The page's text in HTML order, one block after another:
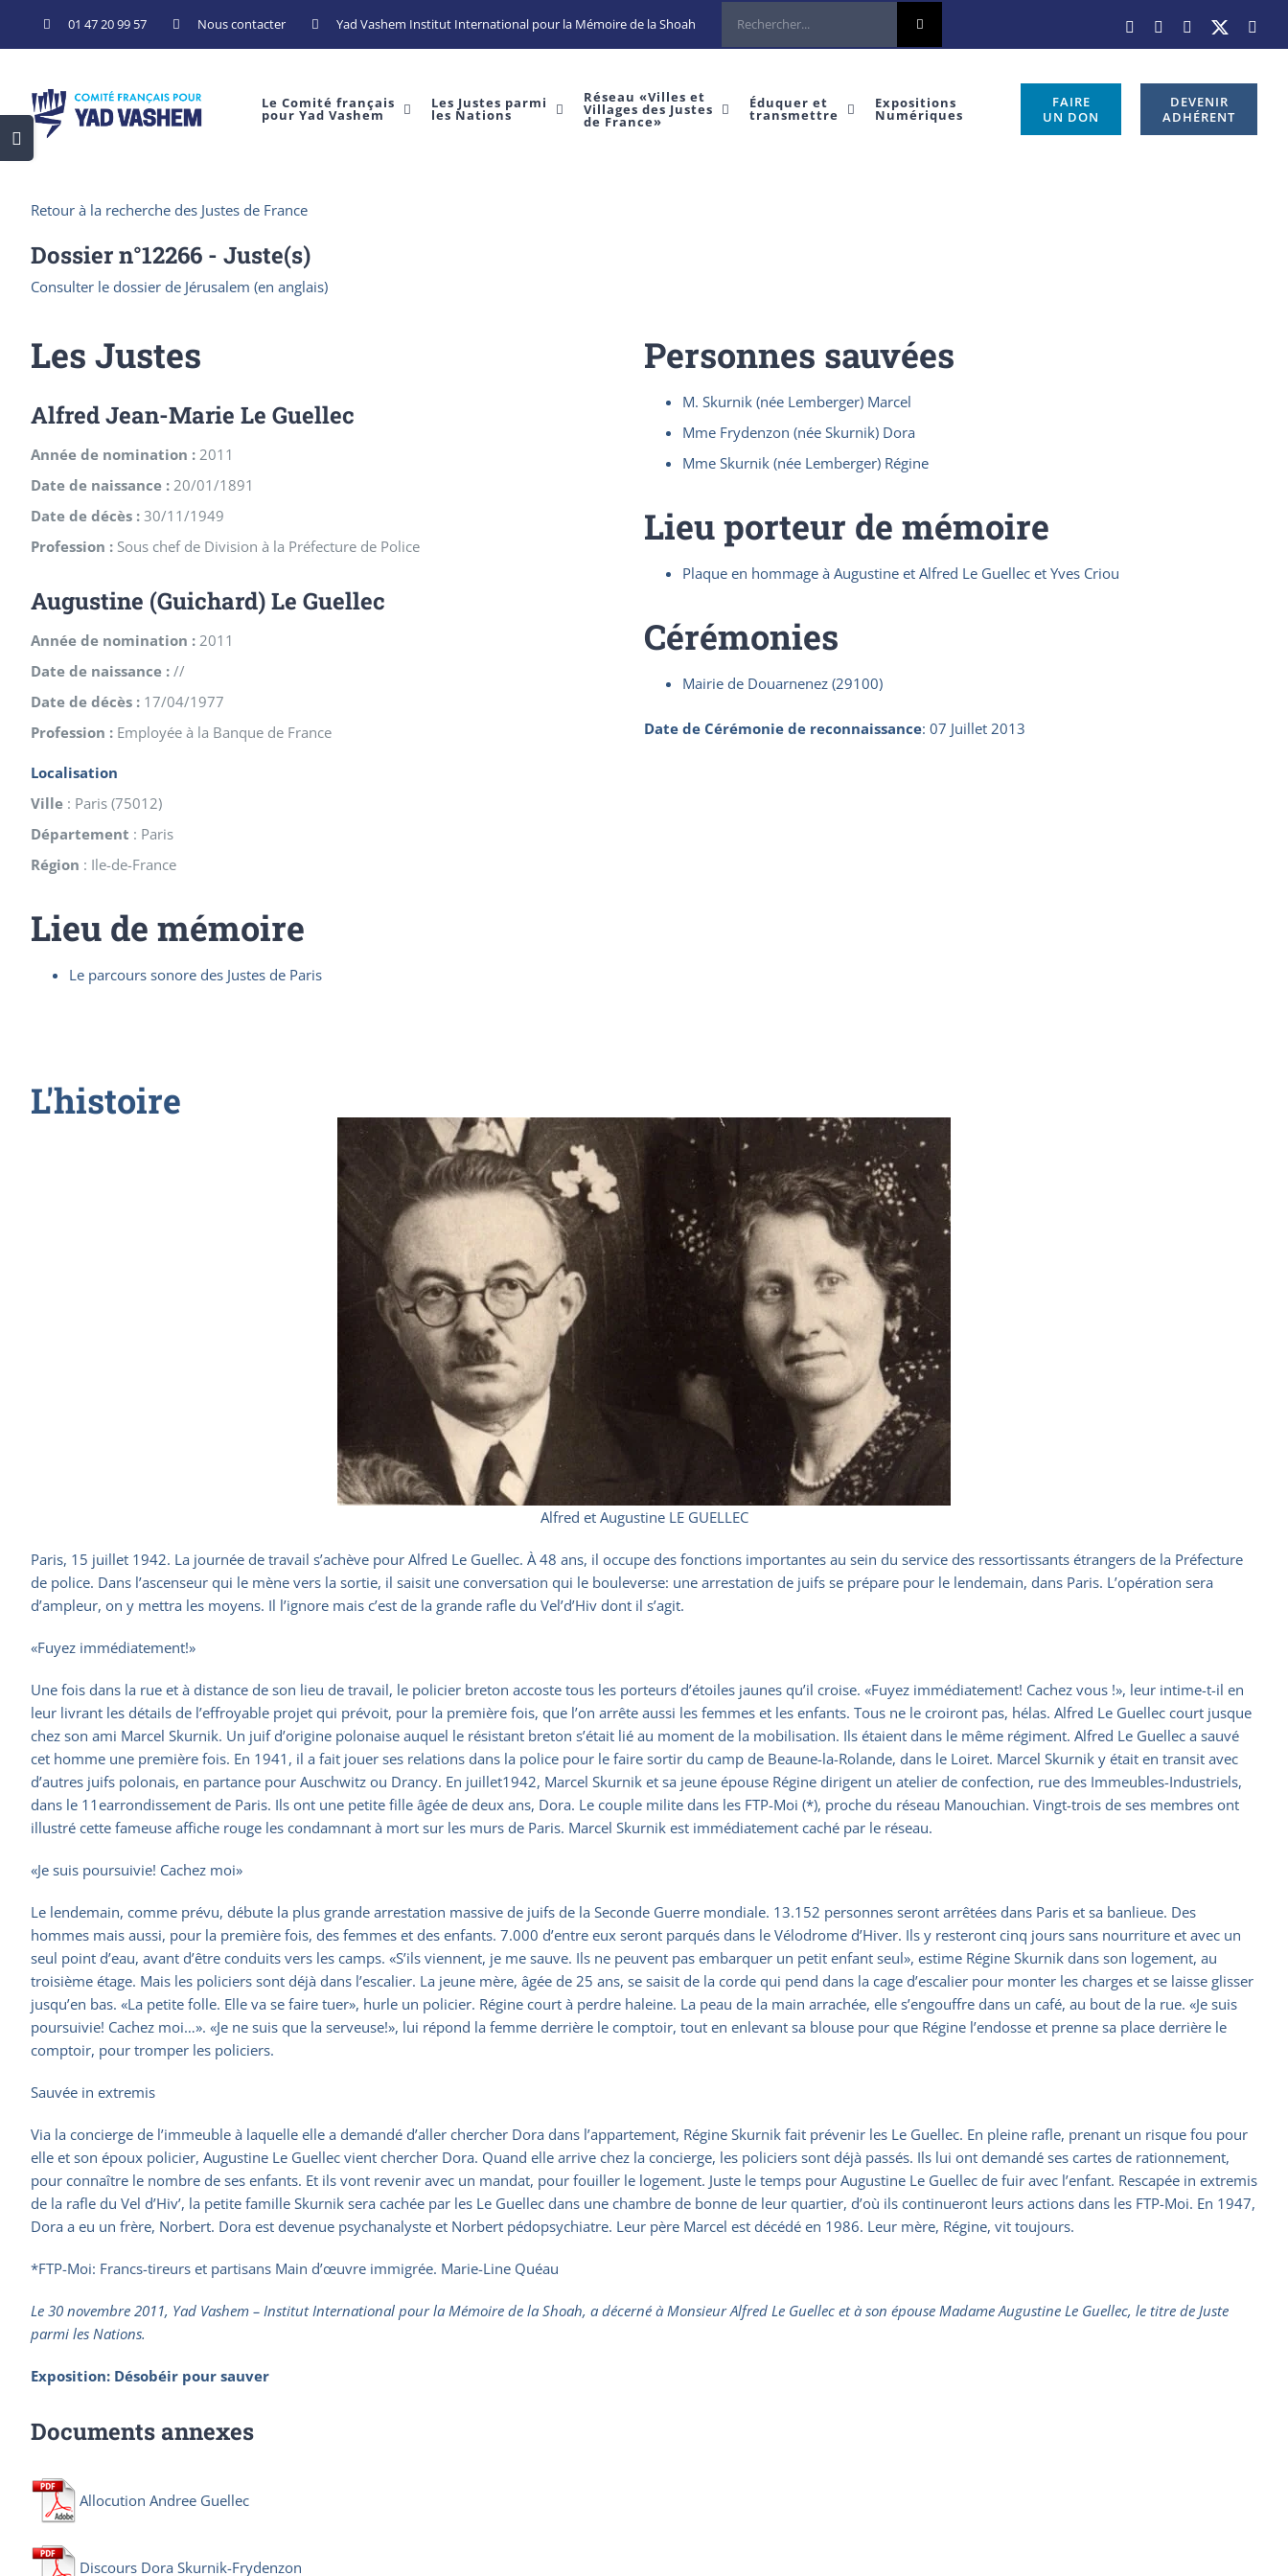
to
01 47 20 99 57 Nous contacter Yad Vashem Institut International pour la Mémoire de la Shoah Rechercher
FacebookInstagram
LinkedIn
X
Le Comité français
pour Yad Vashem
Les Justes parmi
les Nations
Réseau «Villes et
Villages des Justes
de France»
Éduquer et
transmettre
Expositions
Numériques
FAIRE
UN DON
DEVENIR
ADHÉRENT
Retour à la recherche des Justes de France
Dossier n°12266 - Juste(s)
Consulter le dossier de Jérusalem (en anglais)
Les Justes
Alfred Jean-Marie Le Guellec
Année de nomination : 2011
Date de naissance : 20/01/1891
Date de décès : 30/11/1949
Profession : Sous chef de Division à la Préfecture de Police
Augustine (Guichard) Le Guellec
Année de nomination : 2011
Date de naissance : //
Date de décès : 17/04/1977
Profession : Employée à la Banque de France
Localisation
Ville : Paris (75012)
Département : Paris
Région : Ile-de-France
Lieu de mémoire
Le parcours sonore des Justes de Paris
Personnes sauvées
M. Skurnik (née Lemberger) Marcel
Mme Frydenzon (née Skurnik) Dora
Mme Skurnik (née Lemberger) Régine
Lieu porteur de mémoire
Plaque en hommage à Augustine et Alfred Le Guellec et Yves Criou
Cérémonies
Mairie de Douarnenez (29100)
Date de Cérémonie de reconnaissance: 07 Juillet 2013
L'histoire
Alfred et Augustine LE GUELLEC
Paris, 15 juillet 1942. La journée de travail s’achève pour Alfred Le Guellec. À 48 ans, il occupe des fonctions importantes au sein du service des ressortissants étrangers de la Préfecture
de police. Dans l’ascenseur qui le mène vers la sortie, il saisit une conversation qui le bouleverse: une arrestation de juifs se prépare pour le lendemain, dans Paris. L’opération sera
d’ampleur, on y mettra les moyens. Il l’ignore mais c’est de la grande rafle du Vel’d’Hiv dont il s’agit.
«Fuyez immédiatement!»
Une fois dans la rue et à distance de son lieu de travail, le policier breton accoste tous les porteurs d’étoiles jaunes qu’il croise. «Fuyez immédiatement! Cachez vous !», leur intime-t-il en
leur livrant les détails de l’effroyable projet qui prévoit, pour la première fois, que l’on arrête aussi les femmes et les enfants. Tous ne le croiront pas, hélas. Alfred Le Guellec court jusque
chez son ami Marcel Skurnik. Un juif d’origine polonaise auquel le résistant breton s’était lié au moment de la mobilisation. Ils étaient dans le même régiment. Alfred Le Guellec a sauvé
cet homme une première fois. En 1941, il a fait jouer ses relations dans la police pour le faire sortir du camp de Beaune-la-Rolande, dans le Loiret. Marcel Skurnik y était en transit avec
d’autres juifs polonais, en partance pour Auschwitz ou Drancy. En juillet1942, Marcel Skurnik et sa jeune épouse Régine dirigent un atelier de confection, rue des Immeubles-Industriels,
dans le 11earrondissement de Paris. Ils ont une petite fille âgée de deux ans, Dora. Le couple milite dans les FTP-Moi (*), proche du réseau Manouchian. Vingt-trois de ses membres ont
illustré cette fameuse affiche rouge les condamnant à mort sur les murs de Paris. Marcel Skurnik est immédiatement caché par le réseau.
«Je suis poursuivie! Cachez moi»
Le lendemain, comme prévu, débute la plus grande arrestation massive de juifs de la Seconde Guerre mondiale. 13.152 personnes seront arrêtées dans Paris et sa banlieue. Des
hommes mais aussi, pour la première fois, des femmes et des enfants. 7.000 d’entre eux seront parqués dans le Vélodrome d’Hiver. Ils y resteront cinq jours sans nourriture et avec un
seul point d’eau, avant d’être conduits vers les camps. «S’ils viennent, je me sauve. Ils ne peuvent pas embarquer un petit enfant seul», estime Régine Skurnik dans son logement, au
troisième étage. Mais les policiers sont déjà dans l’escalier. La jeune mère, âgée de 25 ans, se saisit de la corde qui pend dans la cage d’escalier pour monter les charges et se laisse glisser
jusqu’en bas. «La petite folle. Elle va se faire tuer», hurle un policier. Régine court à perdre haleine. La peau de la main arrachée, elle s’engouffre dans un café, au bout de la rue. «Je suis
poursuivie! Cachez moi…». «Je ne suis que la serveuse!», lui répond la femme derrière le comptoir, tout en enlevant sa blouse pour que Régine l’endosse et prenne sa place derrière le
comptoir, pour tromper les policiers.
Sauvée in extremis
Via la concierge de l’immeuble à laquelle elle a demandé d’aller chercher Dora dans l’appartement, Régine Skurnik fait prévenir les Le Guellec. En pleine rafle, prenant un risque fou pour
elle et son époux policier, Augustine Le Guellec vient chercher Dora. Quand elle arrive chez la concierge, les policiers sont déjà passés. Ils lui ont demandé ses cartes de rationnement,
pour connaître le nombre de ses enfants. Et ils vont revenir avec un mandat, pour fouiller le logement. Juste le temps pour Augustine Le Guellec de fuir avec l’enfant. Rescapée in extremis
de la rafle du Vel d’Hiv’, la petite famille Skurnik sera cachée par les Le Guellec dans une chambre de bonne de leur quartier, d’où ils continueront leurs actions dans les FTP-Moi. En 1947,
Dora a eu un frère, Norbert. Dora est devenue psychanalyste et Norbert pédopsychiatre. Leur père Marcel est décédé en 1986. Leur mère, Régine, vit toujours.
*FTP-Moi: Francs-tireurs et partisans Main d’œuvre immigrée. Marie-Line Quéau
Le 30 novembre 2011, Yad Vashem – Institut International pour la Mémoire de la Shoah, a décerné à Monsieur Alfred Le Guellec et à son épouse Madame Augustine Le Guellec, le titre de Juste
parmi les Nations.
Exposition: Désobéir pour sauver
Documents annexes
Allocution Andree Guellec
Discours Dora Skurnik-Frydenzon
Toggle
Sliding